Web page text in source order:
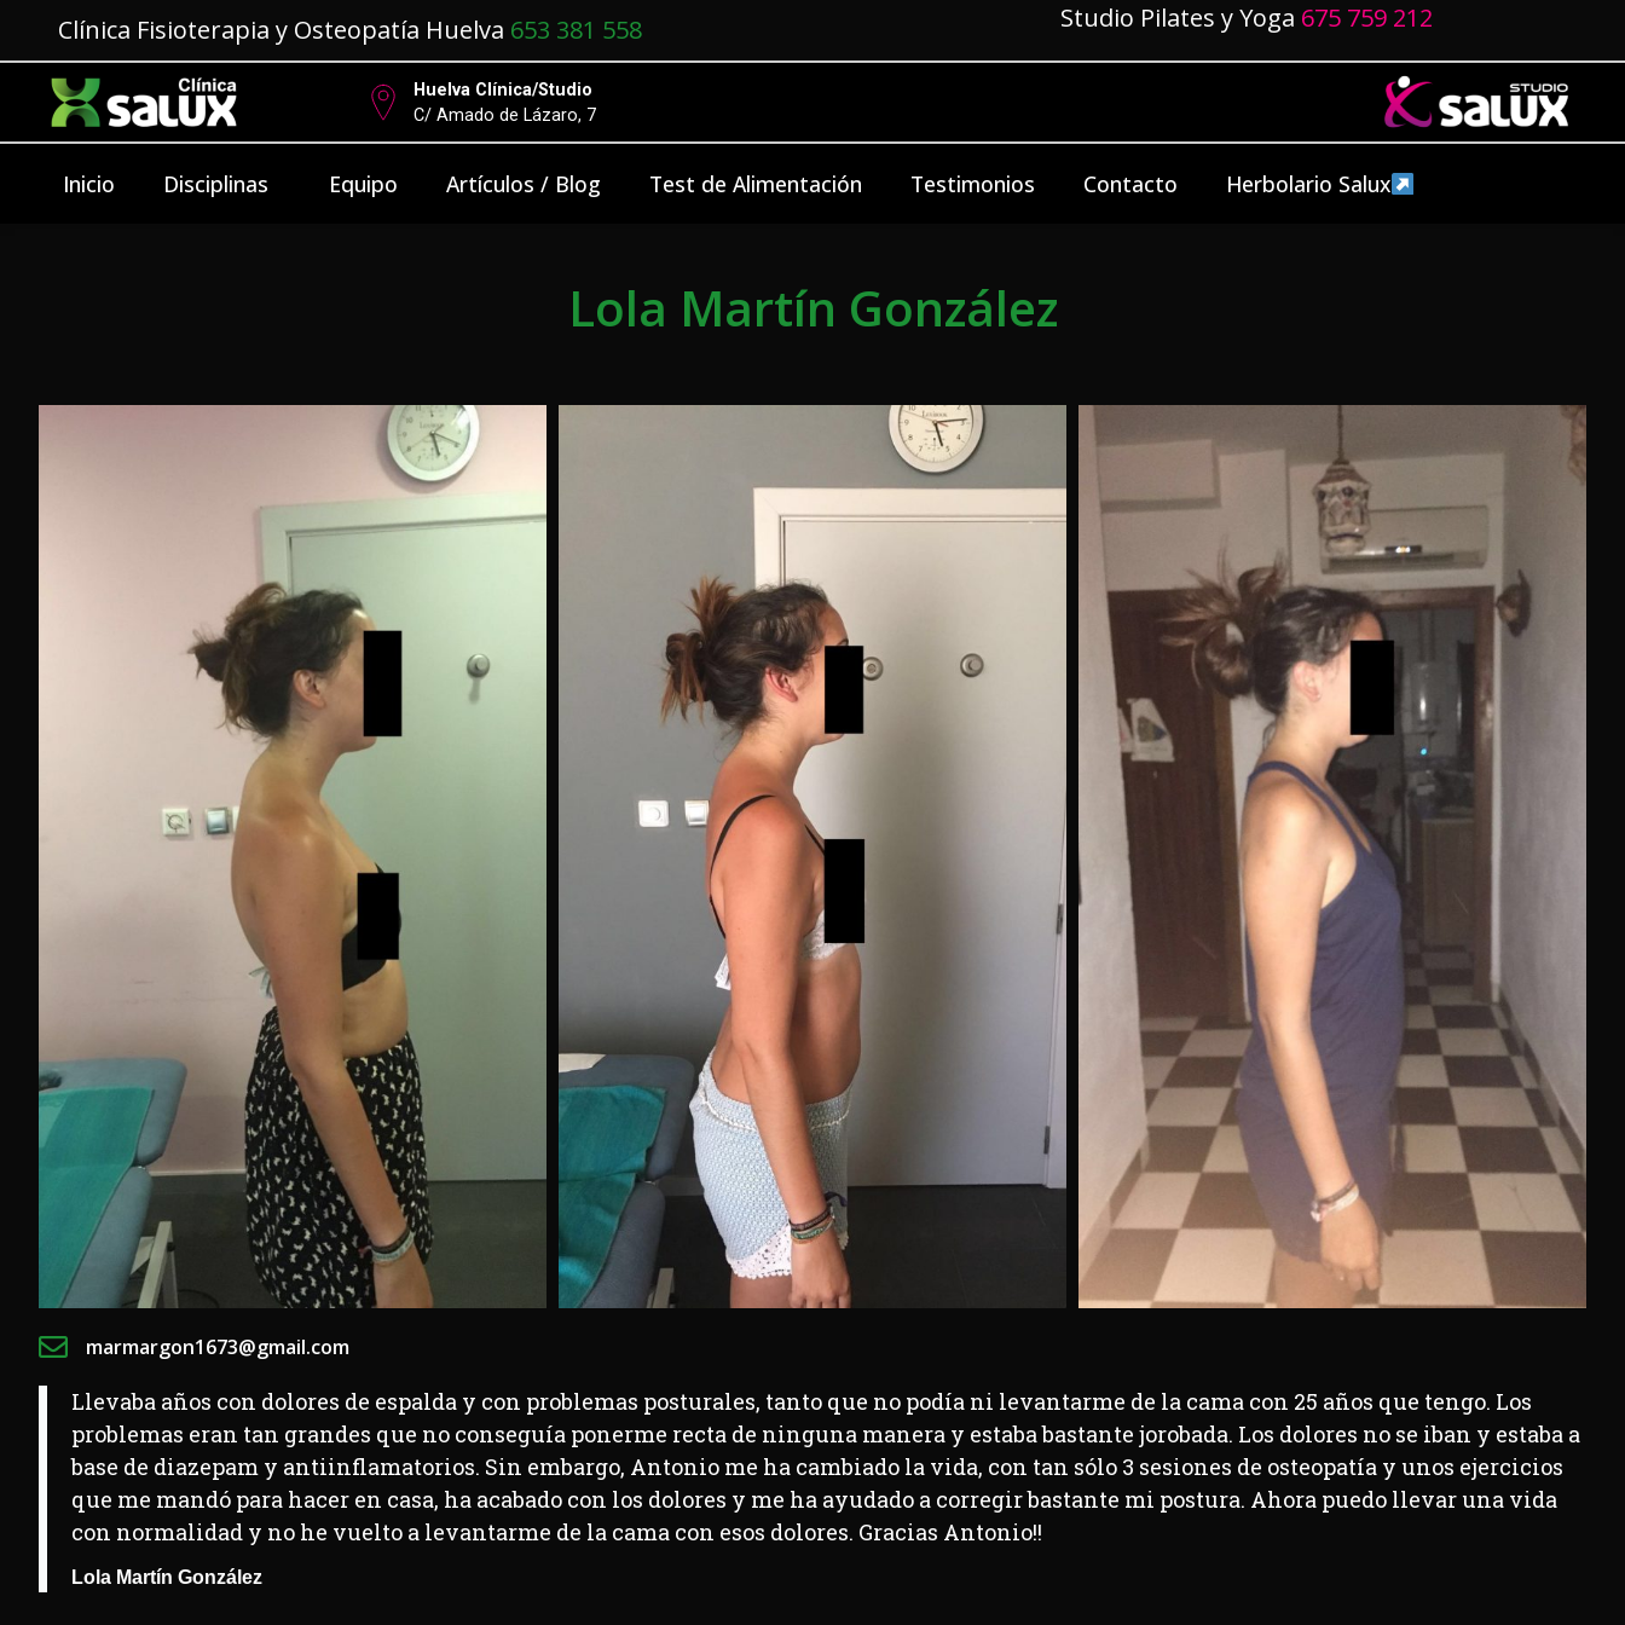
Clínica Fisioterapia y Osteopatía Huelva 653 381 558 Studio Pilates y Yoga 675 759 212
Huelva Clínica/Studio
C/ Amado de Lázaro, 7
Inicio Disciplinas Equipo Artículos / Blog Test de Alimentación Testimonios Contacto Herbolario Salux
Lola Martín González
marmargon1673@gmail.com
Llevaba años con dolores de espalda y con problemas posturales, tanto que no podía ni levantarme de la cama con 25 años que tengo. Los
problemas eran tan grandes que no conseguía ponerme recta de ninguna manera y estaba bastante jorobada. Los dolores no se iban y estaba a
base de diazepam y antiinflamatorios. Sin embargo, Antonio me ha cambiado la vida, con tan sólo 3 sesiones de osteopatía y unos ejercicios
que me mandó para hacer en casa, ha acabado con los dolores y me ha ayudado a corregir bastante mi postura. Ahora puedo llevar una vida
con normalidad y no he vuelto a levantarme de la cama con esos dolores. Gracias Antonio!!
Lola Martín González